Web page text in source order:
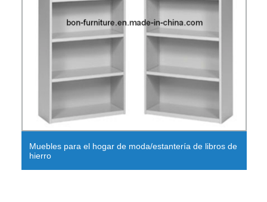
Muebles para el hogar de moda/estantería de libros de
hierro